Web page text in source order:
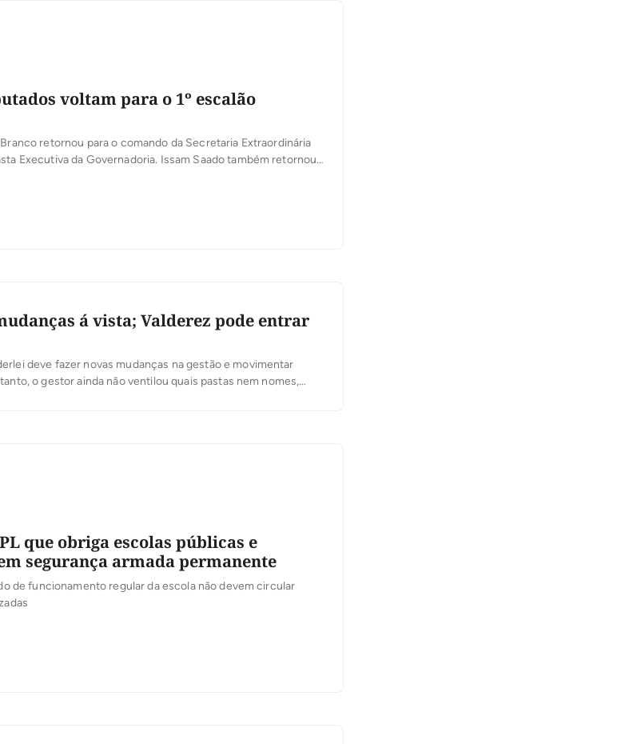
voltam para o 1º escalão
retornou para o comando da Secretaria Extraordinária
Executiva da Governadoria. Issam Saado também retornou
á vista; Valderez pode entrar
deve fazer novas mudanças na gestão e movimentar
o gestor ainda não ventilou quais pastas nem nomes,
que obriga escolas públicas e
segurança armada permanente
de funcionamento regular da escola não devem circular